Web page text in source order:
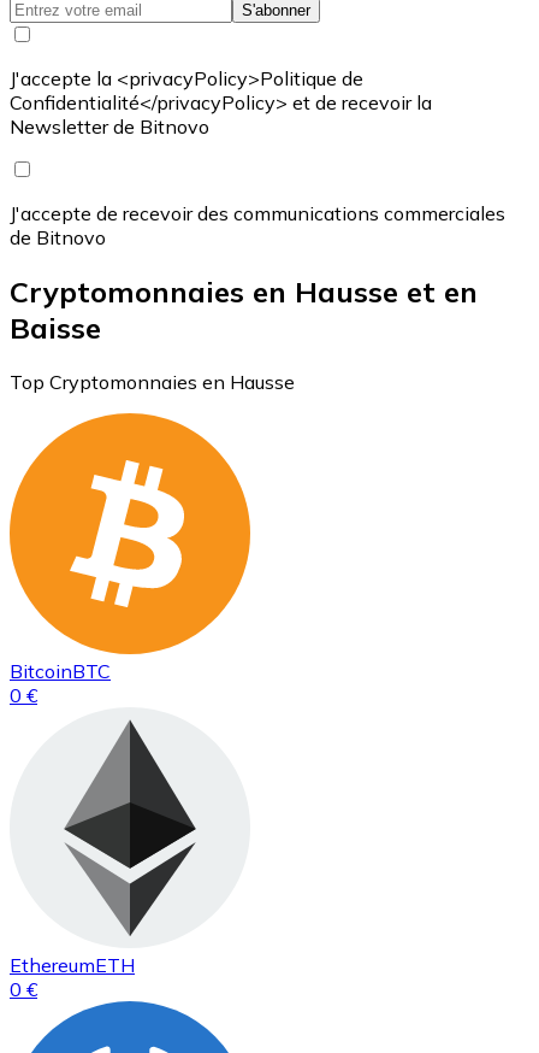
S'abonner
J'accepte la <privacyPolicy>Politique de
Confidentialité</privacyPolicy> et de recevoir la
Newsletter de Bitnovo
J'accepte de recevoir des communications commerciales
de Bitnovo
Cryptomonnaies en Hausse et en
Baisse
Top Cryptomonnaies en Hausse
BitcoinBTC
0 €
EthereumETH
0 €